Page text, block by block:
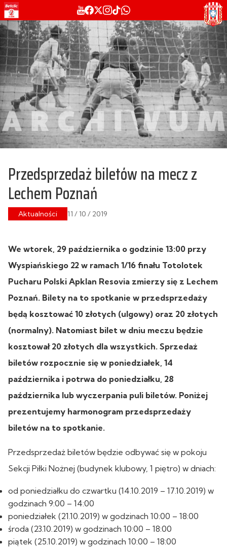
Przedsprzedaż biletów na mecz z
Lechem Poznań
Aktualności 11 / 10 / 2019
We wtorek, 29 października o godzinie 13:00 przy
Wyspiańskiego 22 w ramach 1/16 finału Totolotek
Pucharu Polski Apklan Resovia zmierzy się z Lechem
Poznań. Bilety na to spotkanie w przedsprzedaży
będą kosztować 10 złotych (ulgowy) oraz 20 złotych
(normalny). Natomiast bilet w dniu meczu będzie
kosztował 20 złotych dla wszystkich. Sprzedaż
biletów rozpocznie się w poniedziałek, 14
października i potrwa do poniedziałku, 28
października lub wyczerpania puli biletów. Poniżej
prezentujemy harmonogram przedsprzedaży
biletów na to spotkanie.
Przedsprzedaż biletów będzie odbywać się w pokoju
Sekcji Piłki Nożnej (budynek klubowy, 1 piętro) w dniach:
od poniedziałku do czwartku (14.10.2019 – 17.10.2019) w
godzinach 9:00 – 14:00
poniedziałek (21.10.2019) w godzinach 10:00 – 18:00
środa (23.10.2019) w godzinach 10:00 – 18:00
piątek (25.10.2019) w godzinach 10:00 – 18:00